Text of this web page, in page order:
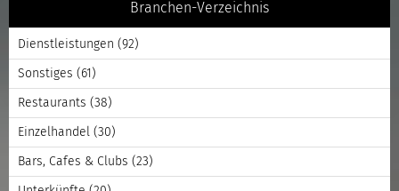
Branchen-Verzeichnis
Dienstleistungen (92)
Sonstiges (61)
Restaurants (38)
Einzelhandel (30)
Bars, Cafes & Clubs (23)